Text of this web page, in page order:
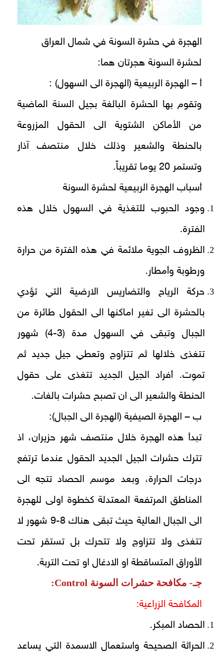
الهجرة في حشرة السونة في شمال العراق
لحشرة السونة هجرتان هما:
أ – الهجرة الربيعية (الهجرة الى السهول) :
وتقوم بها الحشرة البالغة بجيل السنة الماضية
من الأماكن الشتوية الى الحقول المزروعة
بالحنطة والشعير وذلك خلال منتصف آذار
وتستمر 20 يوما تقريباً.
أسباب الهجرة الربيعية لحشرة السونة
وجود الحبوب للتغذية في السهول خلال هذه
الفترة.
الظروف الجوية ملائمة في هذه الفترة من حرارة
ورطوبة وأمطار.
حركة الرياح والتضاريس الارضية التي تؤدي
بالحشرة الى تغير اماكنها الى الحقول طائرة من
الجبال وتبقى في السهول مدة (3-4) شهور
تتغذى خلالها ثم تتزاوج وتعطي جيل جديد ثم
تموت. أفراد الجيل الجديد تتغذى على حقول
الحنطة والشعير الى ان تصبح حشرات بالغات.
ب – الهجرة الصيفية (الهجرة الى الجبال):
تبدأ هذه الهجرة خلال منتصف شهر حزيران، اذ
تترك حشرات الجيل الجديد الحقول عندما ترتفع
درجات الحرارة، وبعد موسم الحصاد تتجه الى
المناطق المرتفعة المعتدلة كخطوة اولى للهجرة
الى الجبال العالية حيث تبقى هناك 8-9 شهور لا
تتغذى ولا تتزاوج ولا تتحرك بل تستقر تحت
الأوراق المتساقطة او الادغال او تحت التربة.
جـ- مكافحة حشرات السونة Control
:
المكافحة الزراعية:
الحصاد المبكر.
الحراثة الصحيحة واستعمال الاسمدة التي يساعد